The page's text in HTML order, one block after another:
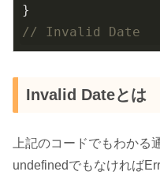
// Invalid Date
Invalid Dateとは
上記のコードでもわか
undefinedでもなければ